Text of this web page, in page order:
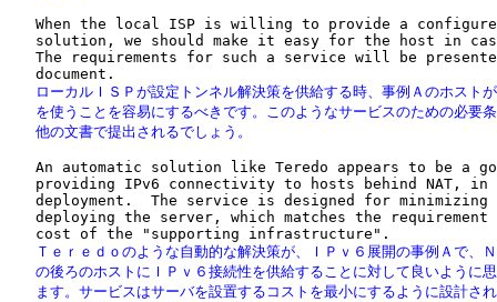
When the local ISP is willing to provide a
solution, we should make it easy for the host in
The requirements for such a service will be
ローカルＩＳＰが設定トンネル解決策を供給する時、事例Ａのホスト
を使うことを容易にするべきです。このようなサービスのための必要
   他の文書で提出されるでしょう。
An automatic solution like Teredo appears to be a
providing IPv6 connectivity to hosts behind NAT, in
deployment.  The service is designed for minimizing
deploying the server, which matches the requirement
Ｔｅｒｅｄｏのような自動的な解決策が、ＩＰｖ６展開の事例Ａで、
の後ろのホストにＩＰｖ６接続性を供給することに対して良いように
ます。サービスはサーバを設置するコストを最小にするように設計さ